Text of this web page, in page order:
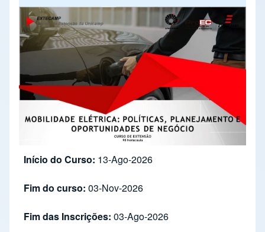
Início do Curso: 13-Ago-2026
Fim do curso: 03-Nov-2026
Fim das Inscrições: 03-Ago-2026